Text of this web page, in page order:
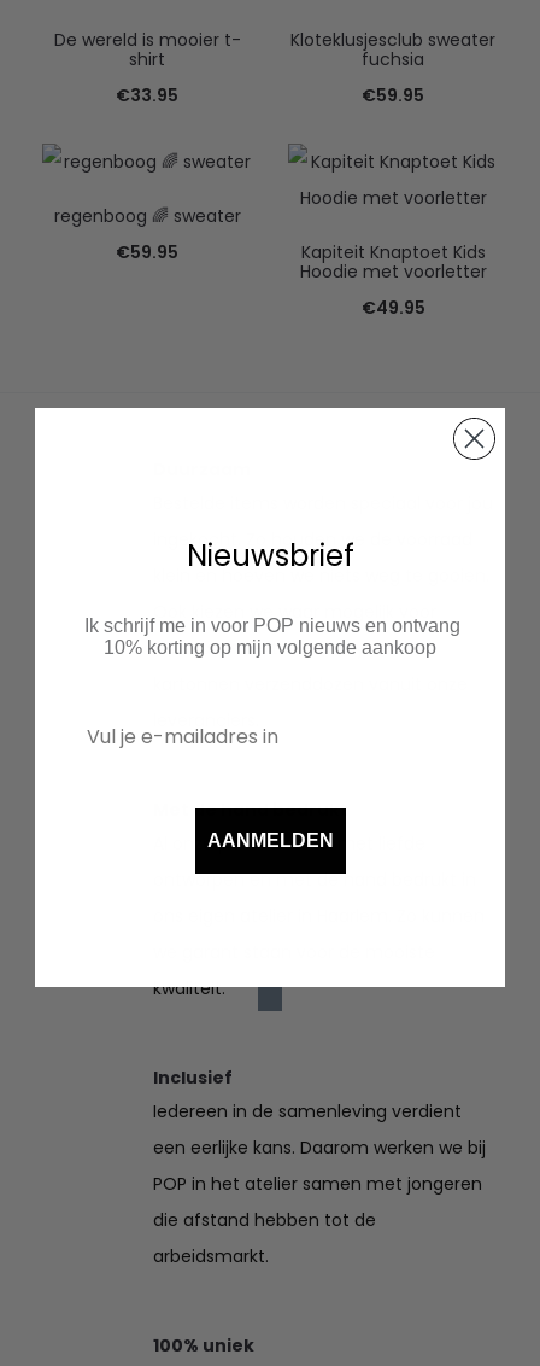
De wereld is mooier t-
shirt
€33.95
Kloteklusjesclub sweater
fuchsia
€59.95
regenboog 🌈 sweater
€59.95
Kapiteit Knaptoet Kids
Hoodie met voorletter
€49.95
ingekocht. Zo houden we de voorraad
Ook kiezen we waar mogelijk voor
duurzaam textiel en recyclen we
Met de hand bedrukt
Al onze prints worden met liefde
ontworpen en met de hand bedrukt in
kwaliteit.
Inclusief
Iedereen in de samenleving verdient
een eerlijke kans. Daarom werken we bij
POP in het atelier samen met jongeren
die afstand hebben tot de
arbeidsmarkt.
100% uniek
Nieuwsbrief
Ik schrijf me in voor POP nieuws en ontvang
10% korting op mijn volgende aankoop
AANMELDEN